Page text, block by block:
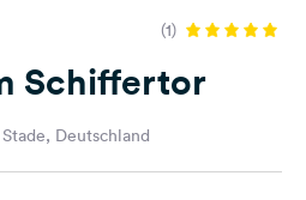
(1)
Schiffertor
Deutschland